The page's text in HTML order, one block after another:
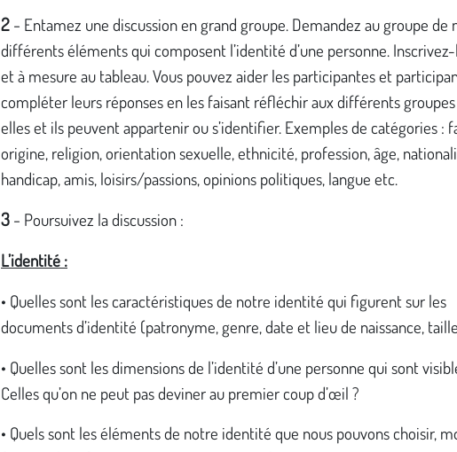
2- Entamez une discussion en grand groupe. Demandez au groupe de
différents éléments qui composent l’identité d’une personne.
et à mesure au tableau. Vous pouvez aider les participantes et
compléter leurs réponses en les faisant réfléchir aux différents
elles et ils peuvent appartenir ou s’identifier. Exemples de catégories :
origine, religion, orientation sexuelle, ethnicité, profession, âge,
handicap, amis, loisirs/passions, opinions politiques, langue etc.
3- Poursuivez la discussion :
L’identité :
• Quelles sont les caractéristiques de notre identité qui figurent sur les
documents d’identité (patronyme, genre, date et lieu de naissance,
• Quelles sont les dimensions de l’identité d’une personne qui sont
Celles qu’on ne peut pas deviner au premier coup d’œil ?
• Quels sont les éléments de notre identité que nous pouvons choisir,